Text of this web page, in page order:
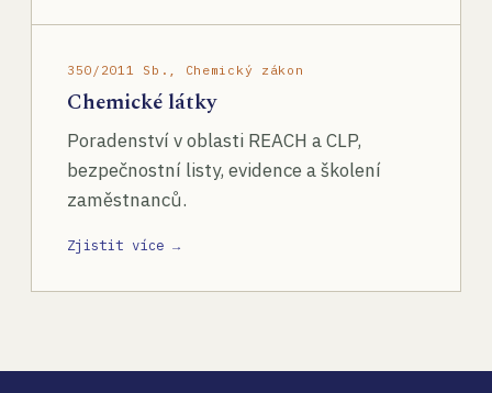
350/2011 Sb., Chemický zákon
Chemické látky
Poradenství v oblasti REACH a CLP,
bezpečnostní listy, evidence a školení
zaměstnanců.
Zjistit více →